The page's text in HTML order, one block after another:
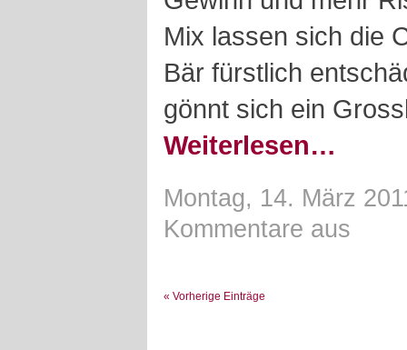
Mix lassen sich die
Bär fürstlich
gönnt sich ein
Weiterlesen…
Montag, 14. März
Kommentare aus
« Vorherige Einträge